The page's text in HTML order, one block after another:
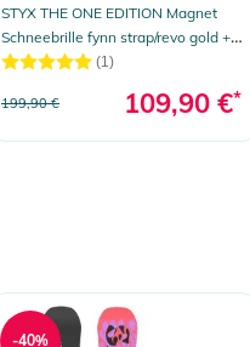
STYX THE ONE EDITION Magnet
Schneebrille fynn strap/revo gold +
Zusatzglas yellow
(1)
199,90 € 109,90 €*
-40%